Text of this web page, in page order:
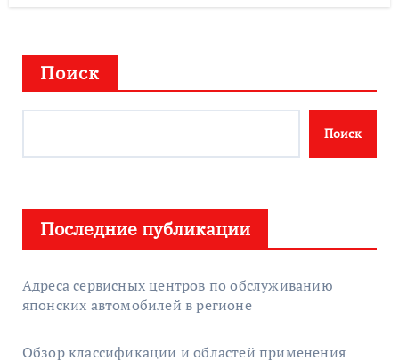
Поиск
Поиск
Последние публикации
Адреса сервисных центров по обслуживанию
японских автомобилей в регионе
Обзор классификации и областей применения